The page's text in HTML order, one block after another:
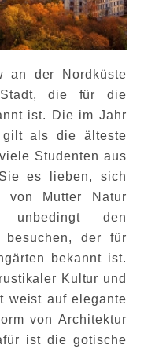
an der Nordküste
die für die
ist. Die im Jahr
gilt als die älteste
Studenten aus
es lieben, sich
von Mutter Natur
unbedingt den
besuchen, der für
bekannt ist.
Kultur und
weist auf elegante
von Architektur
ist die gotische